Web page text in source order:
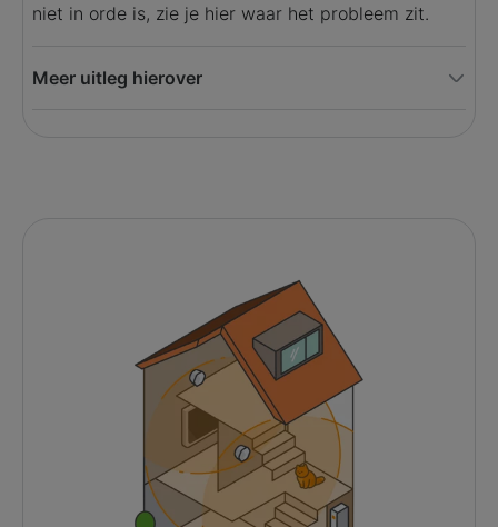
niet in orde is, zie je hier waar het probleem zit.
Meer uitleg hierover